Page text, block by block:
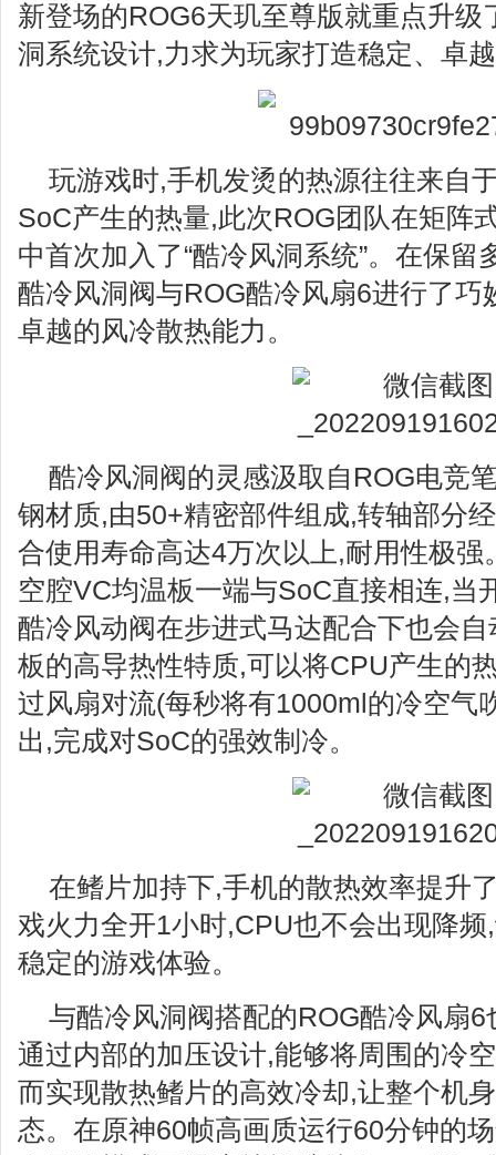
新登场的ROG6天玑至尊版就重点升级
洞系统设计,力求为玩家打造稳定、卓
玩游戏时,手机发烫的热源往往来自
SoC产生的热量,此次ROG团队在矩阵
中首次加入了“酷冷风洞系统”。在保留
酷冷风洞阀与ROG酷冷风扇6进行了巧
卓越的风冷散热能力。
酷冷风洞阀的灵感汲取自ROG电竞
钢材质,由50+精密部件组成,转轴部分
合使用寿命高达4万次以上,耐用性极强
空腔VC均温板一端与SoC直接相连,当
酷冷风动阀在步进式马达配合下也会
板的高导热性特质,可以将CPU产生的
过风扇对流(每秒将有1000ml的冷空气
出,完成对SoC的强效制冷。
在鳍片加持下,手机的散热效率提升
戏火力全开1小时,CPU也不会出现降
稳定的游戏体验。
与酷冷风洞阀搭配的ROG酷冷风扇
通过内部的加压设计,能够将周围的冷
而实现散热鳍片的高效冷却,让整个机
态。在原神60帧高画质运行60分钟的